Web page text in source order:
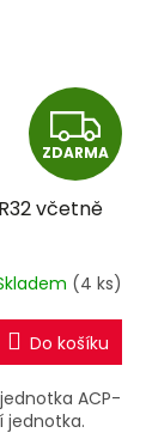
Z
D
A
R
M
A
ZDARMA
včetně
(4 ks)
Do košíku
ACP-
jednotka.